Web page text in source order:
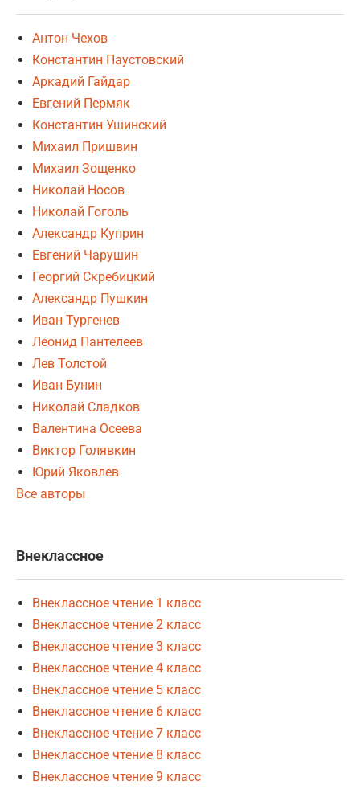
Антон Чехов
Константин Паустовский
Аркадий Гайдар
Евгений Пермяк
Константин Ушинский
Михаил Пришвин
Михаил Зощенко
Николай Носов
Николай Гоголь
Александр Куприн
Евгений Чарушин
Георгий Скребицкий
Александр Пушкин
Иван Тургенев
Леонид Пантелеев
Лев Толстой
Иван Бунин
Николай Сладков
Валентина Осеева
Виктор Голявкин
Юрий Яковлев
Все авторы
Внеклассное
Внеклассное чтение 1 класс
Внеклассное чтение 2 класс
Внеклассное чтение 3 класс
Внеклассное чтение 4 класс
Внеклассное чтение 5 класс
Внеклассное чтение 6 класс
Внеклассное чтение 7 класс
Внеклассное чтение 8 класс
Внеклассное чтение 9 класс